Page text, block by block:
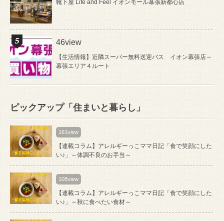
靴下屋 Life and Feel イオンモール幕張新都心店
46view
【生活情報】近隣スーパー無料送迎バス イオン幕張店～
幕張エリア４ルート
ピックアップ「住まいと暮らし」
161view
【連載コラム】アレルギーっこママ日記「食で笑顔にした
い♪」～体調不良のお手当～
108view
【連載コラム】アレルギーっこママ日記「食で笑顔にした
い♪」～秋に食べたい食材～